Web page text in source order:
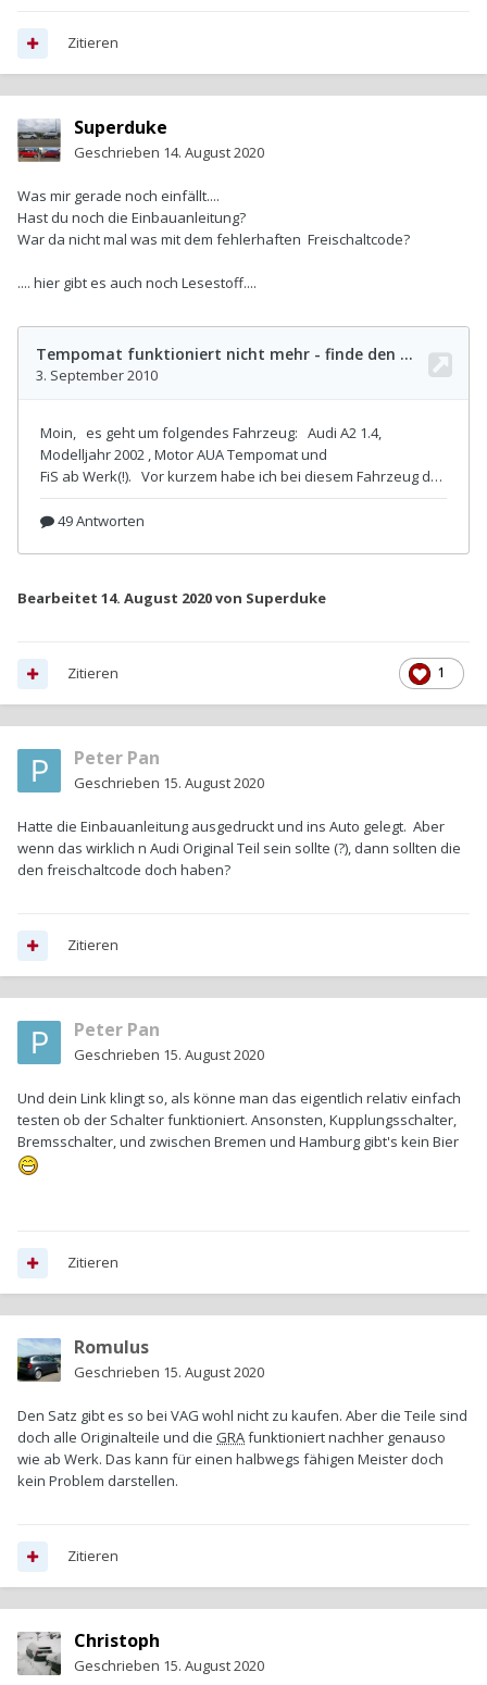
Zitieren
Superduke
Geschrieben 14. August 2020
Was mir gerade noch einfällt....
Hast du noch die Einbauanleitung?
War da nicht mal was mit dem fehlerhaften Freischaltcode?
.... hier gibt es auch noch Lesestoff....
Bearbeitet 14. August 2020von Superduke
1
Zitieren
Peter Pan
Geschrieben 15. August 2020
Hatte die Einbauanleitung ausgedruckt und ins Auto gelegt. Aber
wenn das wirklich n Audi Original Teil sein sollte (?), dann sollten die
den freischaltcode doch haben?
Zitieren
Peter Pan
Geschrieben 15. August 2020
Und dein Link klingt so, als könne man das eigentlich relativ einfach
testen ob der Schalter funktioniert. Ansonsten, Kupplungsschalter,
Bremsschalter, und zwischen Bremen und Hamburg gibt's kein Bier
Zitieren
Romulus
Geschrieben 15. August 2020
Den Satz gibt es so bei VAG wohl nicht zu kaufen. Aber die Teile sind
doch alle Originalteile und die GRAfunktioniert nachher genauso
wie ab Werk. Das kann für einen halbwegs fähigen Meister doch
kein Problem darstellen.
Zitieren
Christoph
Geschrieben 15. August 2020